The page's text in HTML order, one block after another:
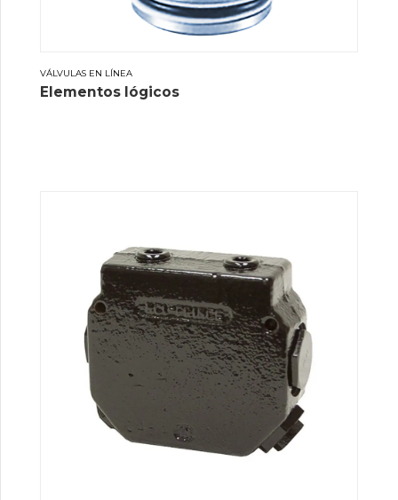
VÁLVULAS EN LÍNEA
Elementos lógicos